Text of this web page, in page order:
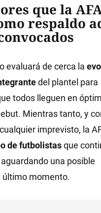
que la
respaldo
evaluará de cerca la
del plantel para
todos lleguen en
Mientras tanto, y
imprevisto, la
de futbolistasque
una posible
último momento.